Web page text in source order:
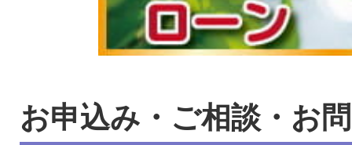
お申込み・ご相談・お